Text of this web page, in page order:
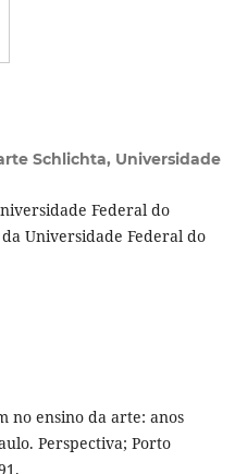
Schlichta, Universidade
Federal do
Universidade Federal do
no ensino da arte: anos
Perspectiva; Porto